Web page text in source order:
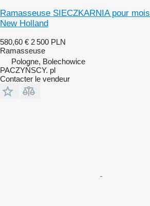
Ramasseuse SIECZKARNIA pour
New Holland
580,60 € 2 500 PLN
Ramasseuse
Pologne, Bolechowice
PACZYŃSCY. pl
Contacter le vendeur